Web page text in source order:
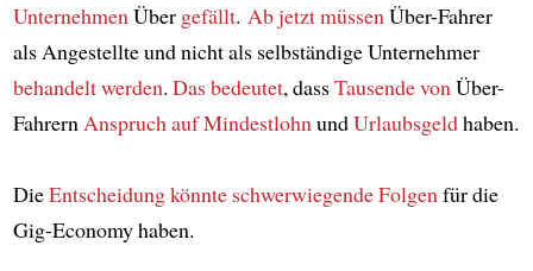
UnternehmenÜber gefällt. Ab jetztmüssenÜber-Fahrer
als Angestellte und nicht als selbständige Unternehmer
behandelt werden. Das bedeutet, dassTausende vonÜber-
FahrernAnspruchauf MindestlohnundUrlaubsgeldhaben.
DieEntscheidungkönnte schwerwiegende Folgenfür die
Gig-Economy haben.